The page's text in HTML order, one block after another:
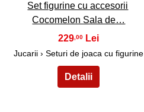
Set figurine cu accesorii
Cocomelon Sala de…
229 ,00
Jucarii › Seturi de joaca cu figurine